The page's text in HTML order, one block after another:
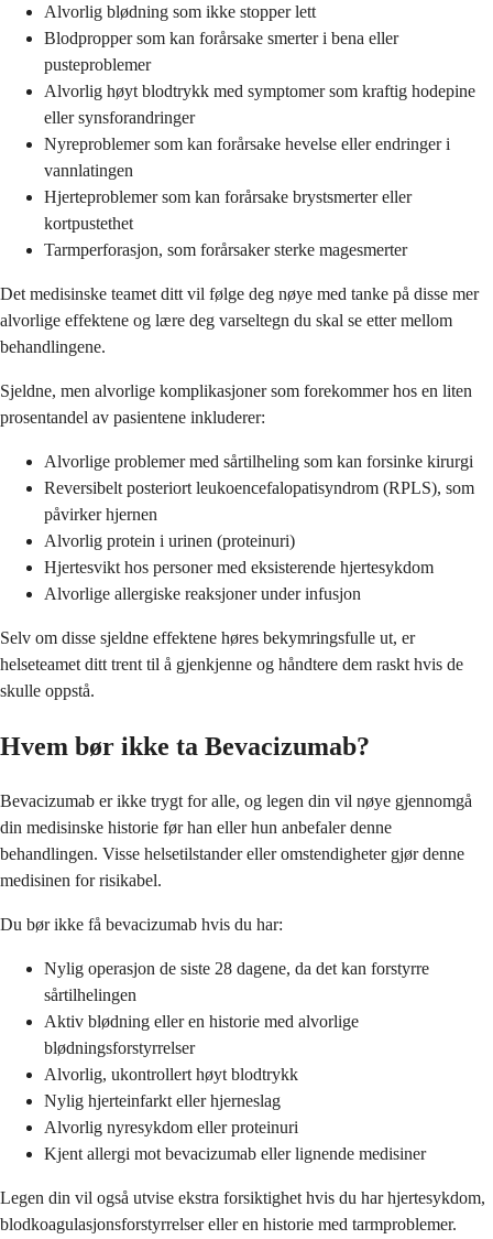
Alvorlig blødning som ikke stopper lett
Blodpropper som kan forårsake smerter i bena eller
pusteproblemer
Alvorlig høyt blodtrykk med symptomer som kraftig hodepine
eller synsforandringer
Nyreproblemer som kan forårsake hevelse eller endringer i
vannlatingen
Hjerteproblemer som kan forårsake brystsmerter eller
kortpustethet
Tarmperforasjon, som forårsaker sterke magesmerter
Det medisinske teamet ditt vil følge deg nøye med tanke på disse mer
alvorlige effektene og lære deg varseltegn du skal se etter mellom
behandlingene.
Sjeldne, men alvorlige komplikasjoner som forekommer hos en liten
prosentandel av pasientene inkluderer:
Alvorlige problemer med sårtilheling som kan forsinke kirurgi
Reversibelt posteriort leukoencefalopatisyndrom (RPLS), som
påvirker hjernen
Alvorlig protein i urinen (proteinuri)
Hjertesvikt hos personer med eksisterende hjertesykdom
Alvorlige allergiske reaksjoner under infusjon
Selv om disse sjeldne effektene høres bekymringsfulle ut, er
helseteamet ditt trent til å gjenkjenne og håndtere dem raskt hvis de
skulle oppstå.
Hvem bør ikke ta Bevacizumab?
Bevacizumab er ikke trygt for alle, og legen din vil nøye gjennomgå
din medisinske historie før han eller hun anbefaler denne
behandlingen. Visse helsetilstander eller omstendigheter gjør denne
medisinen for risikabel.
Du bør ikke få bevacizumab hvis du har:
Nylig operasjon de siste 28 dagene, da det kan forstyrre
sårtilhelingen
Aktiv blødning eller en historie med alvorlige
blødningsforstyrrelser
Alvorlig, ukontrollert høyt blodtrykk
Nylig hjerteinfarkt eller hjerneslag
Alvorlig nyresykdom eller proteinuri
Kjent allergi mot bevacizumab eller lignende medisiner
Legen din vil også utvise ekstra forsiktighet hvis du har hjertesykdom,
blodkoagulasjonsforstyrrelser eller en historie med tarmproblemer.